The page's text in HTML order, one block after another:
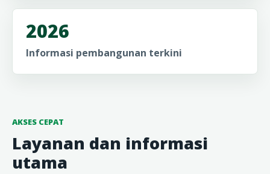
2026
Informasi pembangunan terkini
AKSES CEPAT
Layanan dan informasi
utama